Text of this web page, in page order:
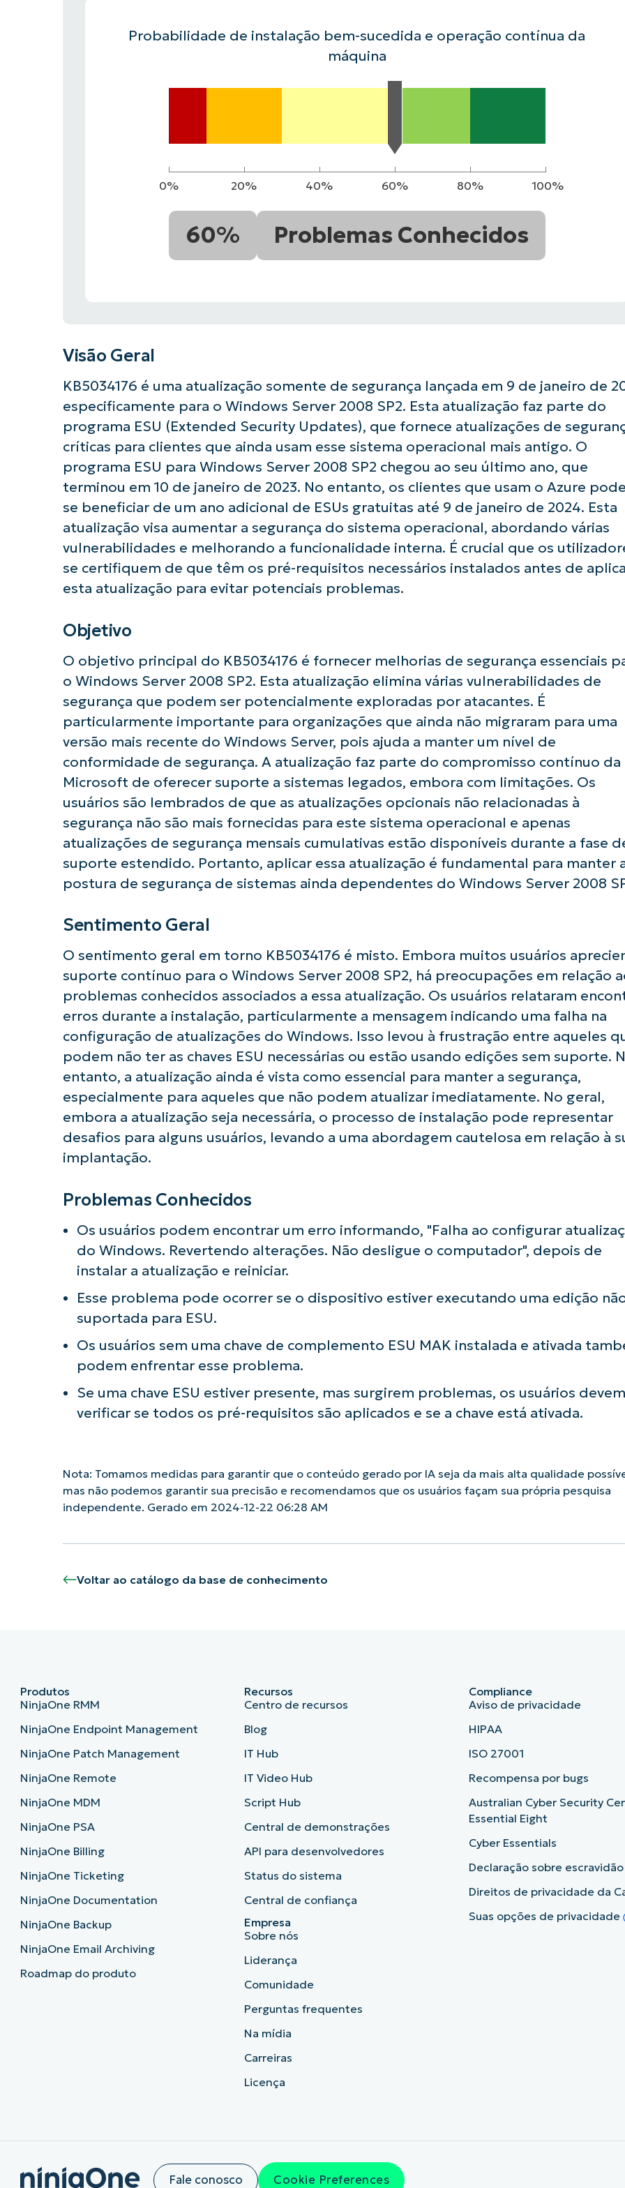
FALE COM NOSSO TIME DE VENDAS VER DEMONSTRAÇÃO
ROADMAP DO
Probabilidade de instalação bem-sucedida e operação contínua da
máquina
0% 20% 40% 60% 80% 100%
60% Problemas Conhecidos
Visão Geral
KB5034176 é uma atualização somente de segurança lançada em 9 de janeiro de
especificamente para o Windows Server 2008 SP2. Esta atualização faz parte do
programa ESU (Extended Security Updates), que fornece atualizações de
críticas para clientes que ainda usam esse sistema operacional mais antigo. O
programa ESU para Windows Server 2008 SP2 chegou ao seu último ano, que
terminou em 10 de janeiro de 2023. No entanto, os clientes que usam o Azure
se beneficiar de um ano adicional de ESUs gratuitas até 9 de janeiro de 2024. Esta
atualização visa aumentar a segurança do sistema operacional, abordando várias
vulnerabilidades e melhorando a funcionalidade interna. É crucial que os
se certifiquem de que têm os pré-requisitos necessários instalados antes de
esta atualização para evitar potenciais problemas.
Objetivo
O objetivo principal do KB5034176 é fornecer melhorias de segurança essenciais
o Windows Server 2008 SP2. Esta atualização elimina várias vulnerabilidades de
segurança que podem ser potencialmente exploradas por atacantes. É
particularmente importante para organizações que ainda não migraram para uma
versão mais recente do Windows Server, pois ajuda a manter um nível de
conformidade de segurança. A atualização faz parte do compromisso contínuo da
Microsoft de oferecer suporte a sistemas legados, embora com limitações. Os
usuários são lembrados de que as atualizações opcionais não relacionadas à
segurança não são mais fornecidas para este sistema operacional e apenas
atualizações de segurança mensais cumulativas estão disponíveis durante a fase
suporte estendido. Portanto, aplicar essa atualização é fundamental para manter
postura de segurança de sistemas ainda dependentes do Windows Server 2008
Sentimento Geral
O sentimento geral em torno KB5034176 é misto. Embora muitos usuários
suporte contínuo para o Windows Server 2008 SP2, há preocupações em relação
problemas conhecidos associados a essa atualização. Os usuários relataram
erros durante a instalação, particularmente a mensagem indicando uma falha na
configuração de atualizações do Windows. Isso levou à frustração entre aqueles
podem não ter as chaves ESU necessárias ou estão usando edições sem suporte.
entanto, a atualização ainda é vista como essencial para manter a segurança,
especialmente para aqueles que não podem atualizar imediatamente. No geral,
embora a atualização seja necessária, o processo de instalação pode representar
desafios para alguns usuários, levando a uma abordagem cautelosa em relação à
implantação.
Problemas Conhecidos
Os usuários podem encontrar um erro informando, "Falha ao configurar
do Windows. Revertendo alterações. Não desligue o computador", depois de
instalar a atualização e reiniciar.
Esse problema pode ocorrer se o dispositivo estiver executando uma edição
suportada para ESU.
Os usuários sem uma chave de complemento ESU MAK instalada e ativada
podem enfrentar esse problema.
Se uma chave ESU estiver presente, mas surgirem problemas, os usuários devem
verificar se todos os pré-requisitos são aplicados e se a chave está ativada.
Nota: Tomamos medidas para garantir que o conteúdo gerado por IA seja da mais alta qualidade
mas não podemos garantir sua precisão e recomendamos que os usuários façam sua própria pesquisa
independente. Gerado em 2024-12-22 06:28 AM
Voltar ao catálogo da base de conhecimento
Comece a usar as análises de KB orientadas por IA do
and
last
name*
Business
email*
Company
name*
Produtos
NinjaOne RMM
NinjaOne Endpoint Management
NinjaOne Patch Management
NinjaOne Remote
NinjaOne MDM
NinjaOne PSA
NinjaOne Billing
NinjaOne Ticketing
NinjaOne Documentation
NinjaOne Backup
NinjaOne Email Archiving
Roadmap do produto
Recursos
Centro de recursos
Blog
IT Hub
IT Video Hub
Script Hub
Central de demonstrações
API para desenvolvedores
Status do sistema
Central de confiança
Empresa
Sobre nós
Liderança
Comunidade
Perguntas frequentes
Na mídia
Carreiras
Licença
Compliance
Aviso de privacidade
HIPAA
ISO 27001
Recompensa por bugs
Australian Cyber Security
Essential Eight
Cyber Essentials
Declaração sobre
Direitos de privacidade da
Suas opções de privacidade
Fale conosco Cookie Preferences